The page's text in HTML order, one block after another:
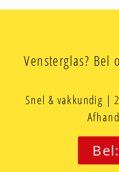
Vensterglas? Bel
Snel & vakkundig |